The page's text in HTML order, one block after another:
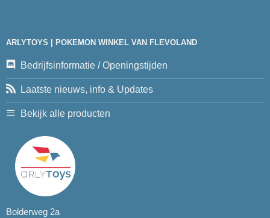
ARLYTOYS | POKEMON WINKEL VAN FLEVOLAND
Bedrijfsinformatie / Openingstijden
Laatste nieuws, info & Updates
Bekijk alle producten
Bolderweg 2a